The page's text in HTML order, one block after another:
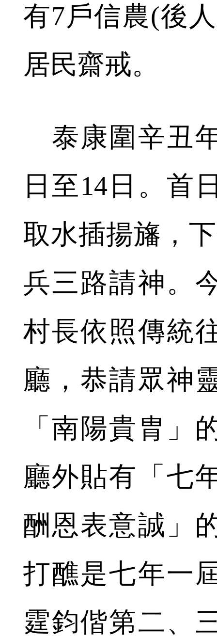
有7戶信農(後
居民齋戒。
泰康圍辛丑
日至14日。首
取水插揚旛，
兵三路請神。
村長依照傳統
廳，恭請眾神
「南陽貴胄」
廳外貼有「七
酬恩表意誠」
打醮是七年一
霆鈞偕第二、